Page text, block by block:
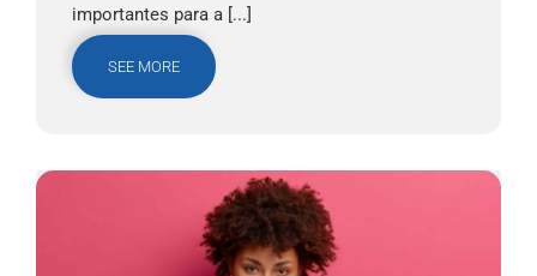
importantes para a [...]
SEE MORE